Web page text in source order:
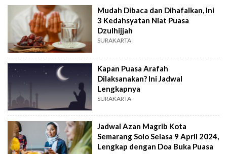
Mudah Dibaca dan Dihafalkan, Ini
3 Kedahsyatan Niat Puasa
Dzulhijjah
SURAKARTA
Kapan Puasa Arafah
Dilaksanakan? Ini Jadwal
Lengkapnya
SURAKARTA
Jadwal Azan Magrib Kota
Semarang Solo Selasa 9 April 2024,
Lengkap dengan Doa Buka Puasa